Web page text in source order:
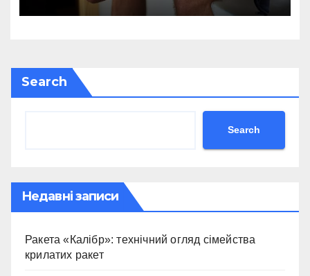
Search
Search
Недавні записи
Ракета «Калібр»: технічний огляд сімейства
крилатих ракет